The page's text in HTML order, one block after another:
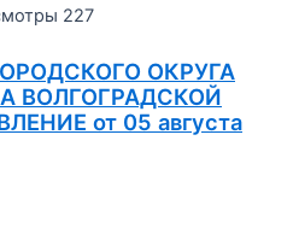
227
ОКРУГА
ВОЛГОГРАДСКОЙ
от 05 августа